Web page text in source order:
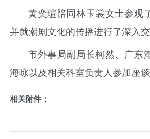
黄奕瑄陪同林玉裳女士参观
并就潮剧文化的传播进行了深入交
市外事局副局长柯然、广东
海咏以及相关科室负责人参加座谈
相关附件：